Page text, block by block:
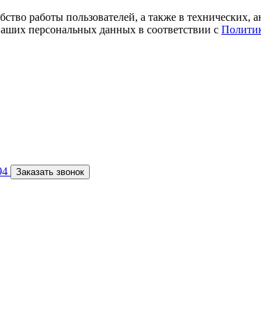
работы пользователей, а также в
персональных данных в соответствии с
Заказать звонок